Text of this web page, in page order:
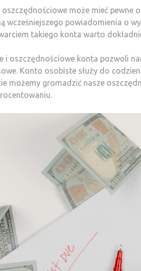
może mieć pewne
wcześniejszego powiadomienia o
takiego konta warto
i oszczędnościowe konta pozwoli
Konto osobiste służy do
możemy gromadzić nasze